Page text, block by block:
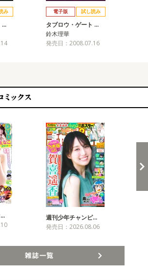
み
…
電子版 試し読み
タブロウ・ゲート …
鈴木理華
発売日：2008.07.16
…
週刊少年チャンピ…
発売日：2026.08.06